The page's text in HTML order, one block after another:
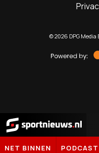
©2026 DPG
Sportnieuws.nl
NET BINNEN PODCAST